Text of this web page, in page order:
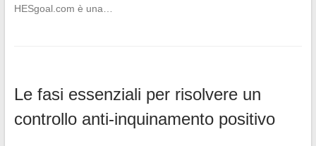
HESgoal.com è una…
Le fasi essenziali per risolvere un
controllo anti-inquinamento positivo